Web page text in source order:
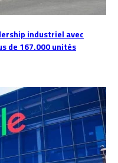
industriel avec
de 167.000 unités